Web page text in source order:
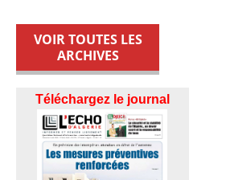
VOIR TOUTES LES
ARCHIVES